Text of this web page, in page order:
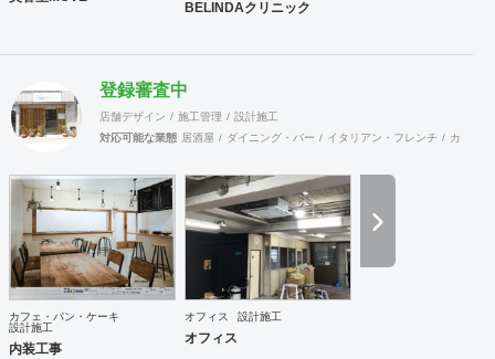
BELINDAクリニック
登録審査中
店舗デザイン 施工管理
設計施工
対応可能な業態 居酒屋 ダイニング・バー イタリアン・フレンチ カフェ
カフェ・パン・ケーキ
設計施工
内装工事
オフィス 設計施工
オフィス